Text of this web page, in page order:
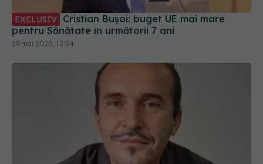
EXCLUSIV
pentru Sănătate în următorii 7 ani
29 mai 2020, 12:24